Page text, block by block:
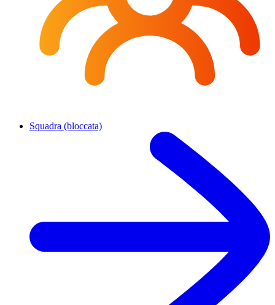
Squadra (bloccata)